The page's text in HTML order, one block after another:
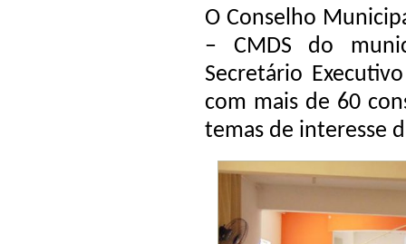
O Conselho
– CMDS do
Secretário
com mais de 60
temas de interesse